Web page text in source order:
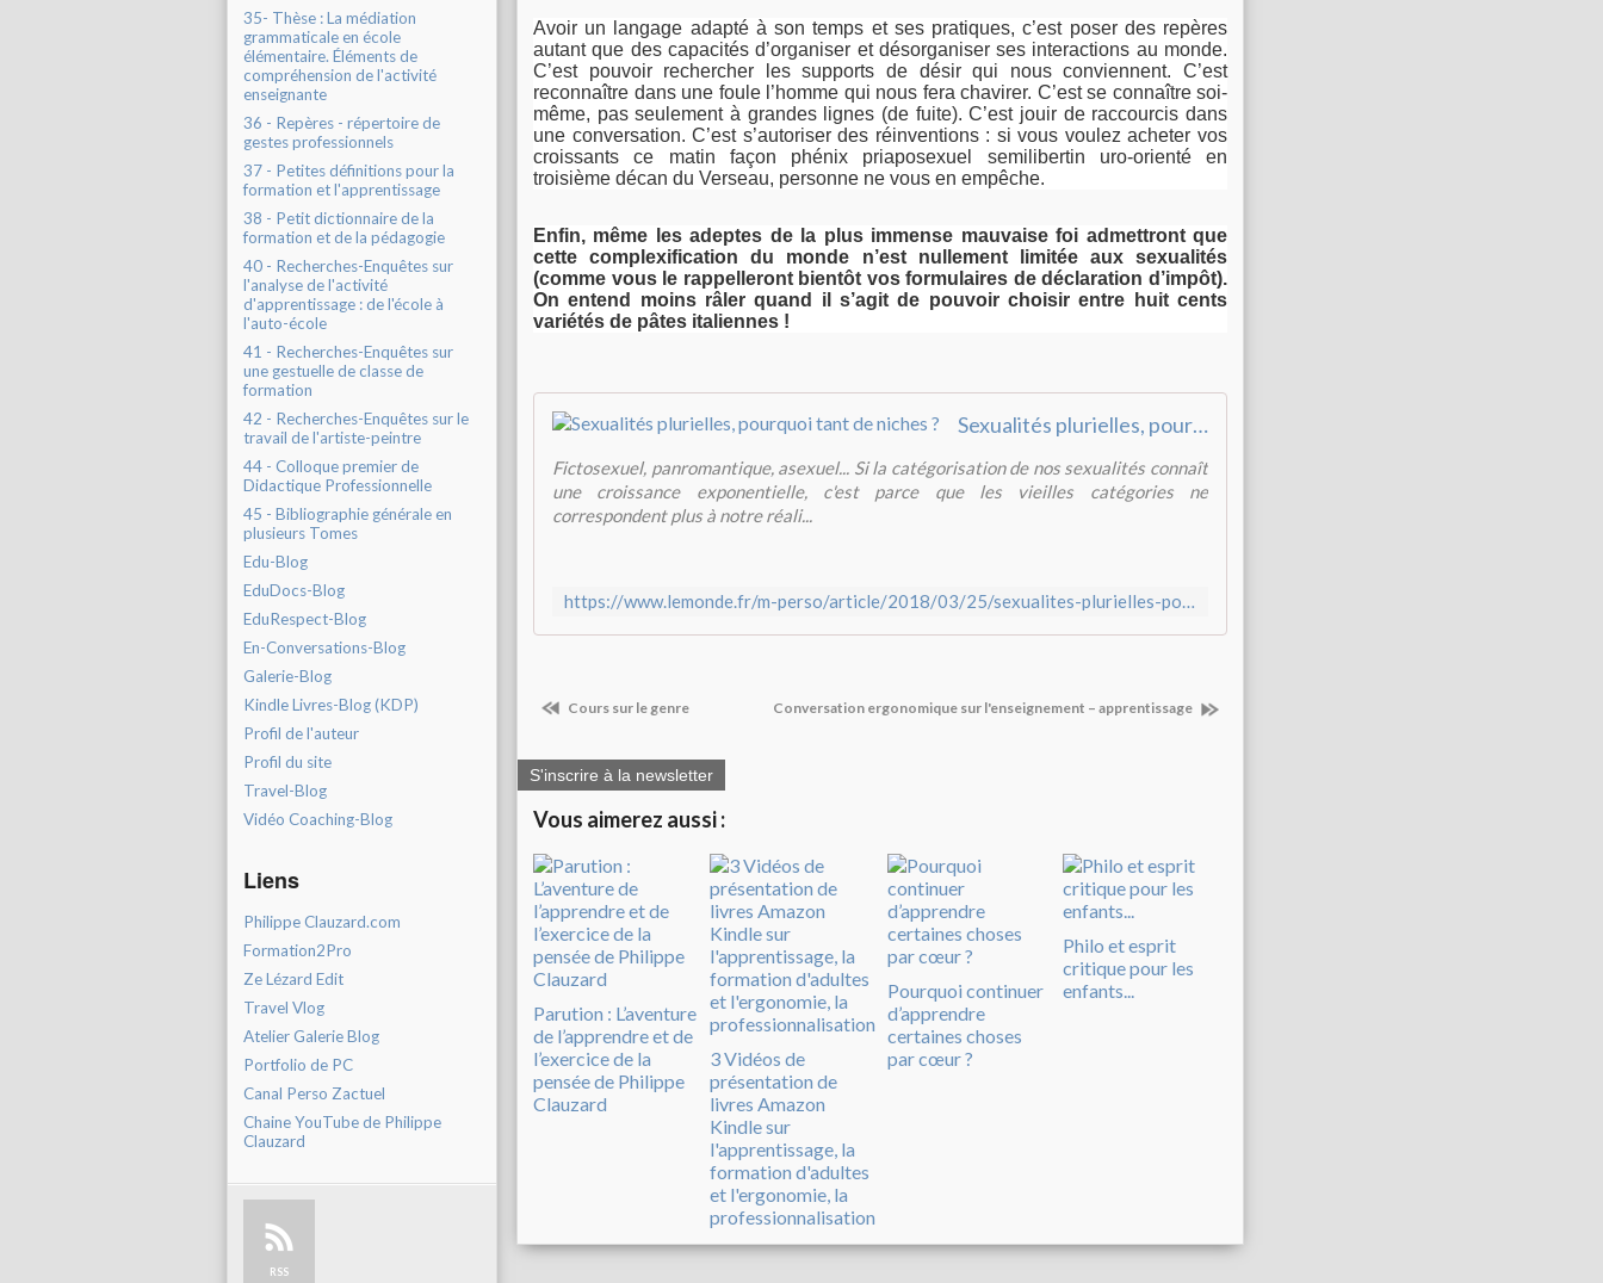
35- Thèse : La médiation
grammaticale en école
élémentaire. Éléments de
compréhension de l'activité
enseignante
36 - Repères - répertoire de
gestes professionnels
37 - Petites définitions pour la
formation et l'apprentissage
38 - Petit dictionnaire de la
formation et de la pédagogie
40 - Recherches-Enquêtes sur
l'analyse de l'activité
d'apprentissage : de l'école à
l'auto-école
41 - Recherches-Enquêtes sur
une gestuelle de classe de
formation
42 - Recherches-Enquêtes sur le
travail de l'artiste-peintre
44 - Colloque premier de
Didactique Professionnelle
45 - Bibliographie générale en
plusieurs Tomes
Edu-Blog
EduDocs-Blog
EduRespect-Blog
En-Conversations-Blog
Galerie-Blog
Kindle Livres-Blog (KDP)
Profil de l'auteur
Profil du site
Travel-Blog
Vidéo Coaching-Blog
Liens
Philippe Clauzard.com
Formation2Pro
Ze Lézard Edit
Travel Vlog
Atelier Galerie Blog
Portfolio de PC
Canal Perso Zactuel
Chaine YouTube de Philippe
Clauzard
RSS
Avoir un langage adapté à son temps et ses pratiques, c’est poser des repères
autant que des capacités d’organiser et désorganiser ses interactions au monde.
C’est pouvoir rechercher les supports de désir qui nous conviennent. C’est
reconnaître dans une foule l’homme qui nous fera chavirer. C’est se connaître soi-
même, pas seulement à grandes lignes (de fuite). C’est jouir de raccourcis dans
une conversation. C’est s’autoriser des réinventions : si vous voulez acheter vos
croissants ce matin façon phénix priaposexuel semilibertin uro-orienté en
troisième décan du Verseau, personne ne vous en empêche.
Enfin, même les adeptes de la plus immense mauvaise foi admettront que
cette complexification du monde n’est nullement limitée aux sexualités
(comme vous le rappelleront bientôt vos formulaires de déclaration d’impôt).
On entend moins râler quand il s’agit de pouvoir choisir entre huit cents
variétés de pâtes italiennes !
Sexualités plurielles, pourquoi tant de niches ?
Fictosexuel, panromantique, asexuel... Si la catégorisation de nos sexualités connaît
une croissance exponentielle, c'est parce que les vieilles catégories ne
correspondent plus à notre réali...
https://www.lemonde.fr/m-perso/article/2018/03/25/sexualites-plurielles-pourquoi-tant-de-niches_5276075_4497916.html
Cours sur le genre Conversation ergonomique sur l'enseignement – apprentissage
S'inscrire à la newsletter
Vous aimerez aussi :
Parution : L’aventure
de l’apprendre et de
l’exercice de la
pensée de Philippe
Clauzard
3 Vidéos de
présentation de
livres Amazon
Kindle sur
l'apprentissage, la
formation d'adultes
et l'ergonomie, la
professionnalisation
Pourquoi continuer
d’apprendre
certaines choses
par cœur ?
Philo et esprit
critique pour les
enfants...